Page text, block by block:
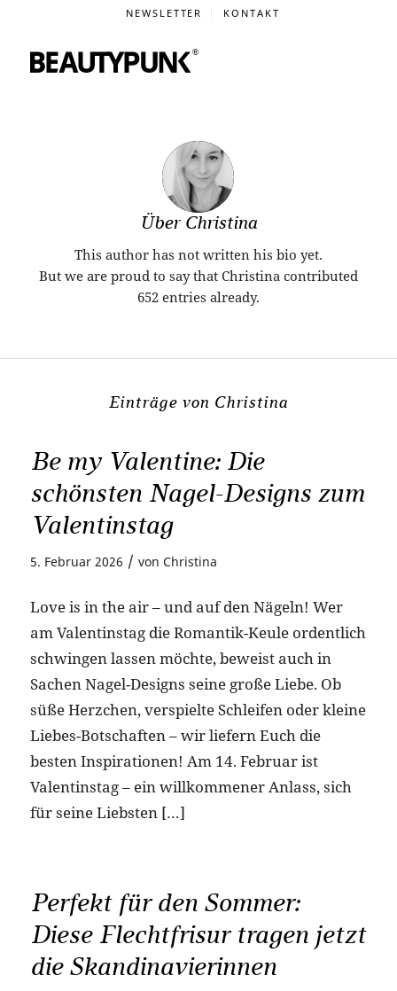
NEWSLETTER KONTAKT
Über Christina
This author has not written his bio yet.
But we are proud to say that Christina contributed
652 entries already.
Einträge von Christina
Be my Valentine: Die
schönsten Nagel-Designs zum
Valentinstag
5. Februar 2026 / von Christina
Love is in the air – und auf den Nägeln! Wer
am Valentinstag die Romantik-Keule ordentlich
schwingen lassen möchte, beweist auch in
Sachen Nagel-Designs seine große Liebe. Ob
süße Herzchen, verspielte Schleifen oder kleine
Liebes-Botschaften – wir liefern Euch die
besten Inspirationen! Am 14. Februar ist
Valentinstag – ein willkommener Anlass, sich
für seine Liebsten […]
Perfekt für den Sommer:
Diese Flechtfrisur tragen jetzt
die Skandinavierinnen